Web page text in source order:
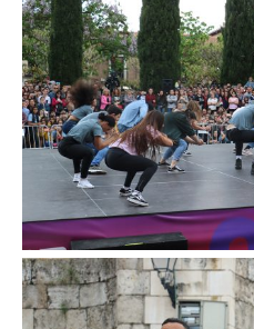
El programa,
colaboración con
marcha un concurso
sociales (
tras el evento y en un
Paula Vázquez y a
a bailar’.
‘FAMA a bailar’ se
domingo a jueves, a
Movistar+ (dial 7). El